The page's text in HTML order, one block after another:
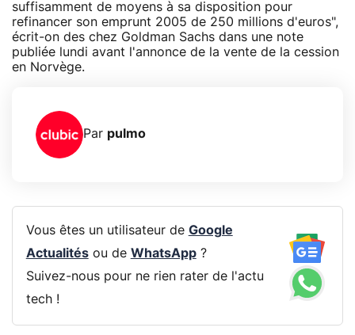
suffisamment de moyens à sa disposition pour
refinancer son emprunt 2005 de 250 millions d'euros",
écrit-on des chez Goldman Sachs dans une note
publiée lundi avant l'annonce de la vente de la cession
en Norvège.
Par pulmo
Vous êtes un utilisateur de Google
Actualitésou de WhatsApp?
Suivez-nous pour ne rien rater de l'actu
tech !